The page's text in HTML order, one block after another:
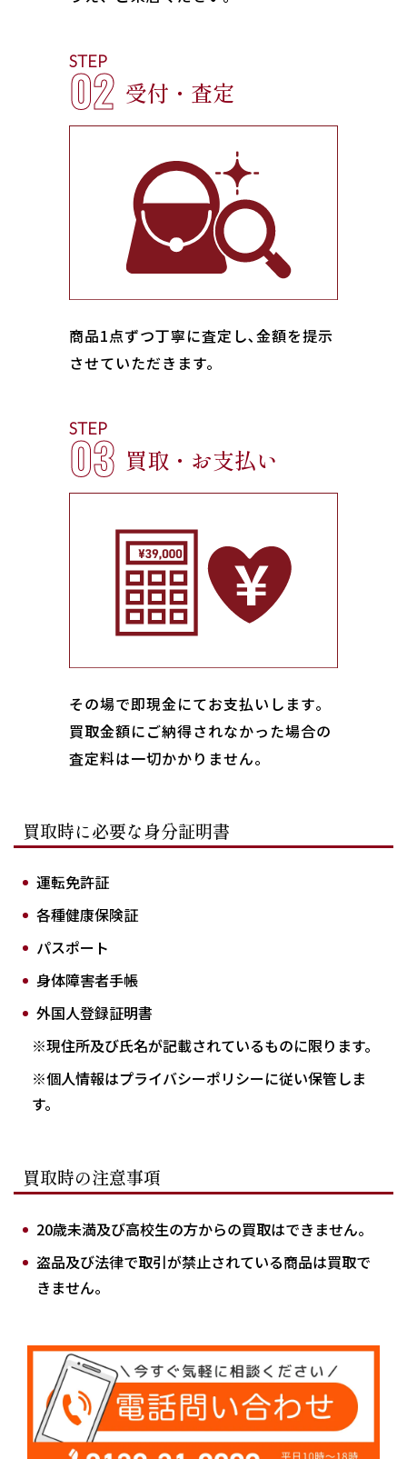
STEP
02 受付・査定
商品1点ずつ丁寧に査定し､金額を提示
させていただきます。
STEP
03 買取・お支払い
その場で即現金にてお支払いします｡
買取金額にご納得されなかった場合の
査定料は一切かかりません。
買取時に必要な身分証明書
運転免許証
各種健康保険証
パスポート
身体障害者手帳
外国人登録証明書
※現住所及び氏名が記載されているものに限ります。
※個人情報はプライバシーポリシーに従い保管しま
す。
買取時の注意事項
20歳未満及び高校生の方からの買取はできません。
盗品及び法律で取引が禁止されている商品は買取で
きません。